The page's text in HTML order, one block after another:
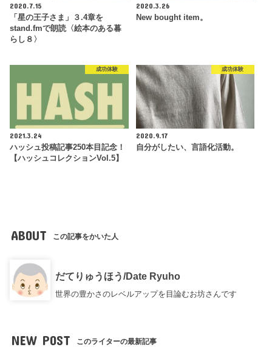
2020.7.15
「星の王子さま」３.4章を
stand.fmで朗読〈絵本のある暮
らし８〉
2020.3.26
New bought item。
成功体験
2021.3.24
ハッシュ投稿記事250本目記念！
【ハッシュコレクションVol.5】
成功体験
2020.9.17
自分がしたい、言語化活動。
ABOUT この記事をかいた人
だてりゅうほう/Date Ryuho
世界の豊かさのレベルアップを目論むお坊さんです
NEW POST このライターの最新記事